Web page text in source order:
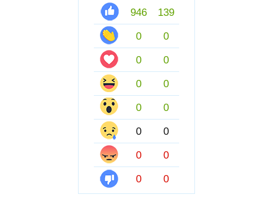
946
139
0
0
0
0
0
0
0
0
0
0
0
0
0
0